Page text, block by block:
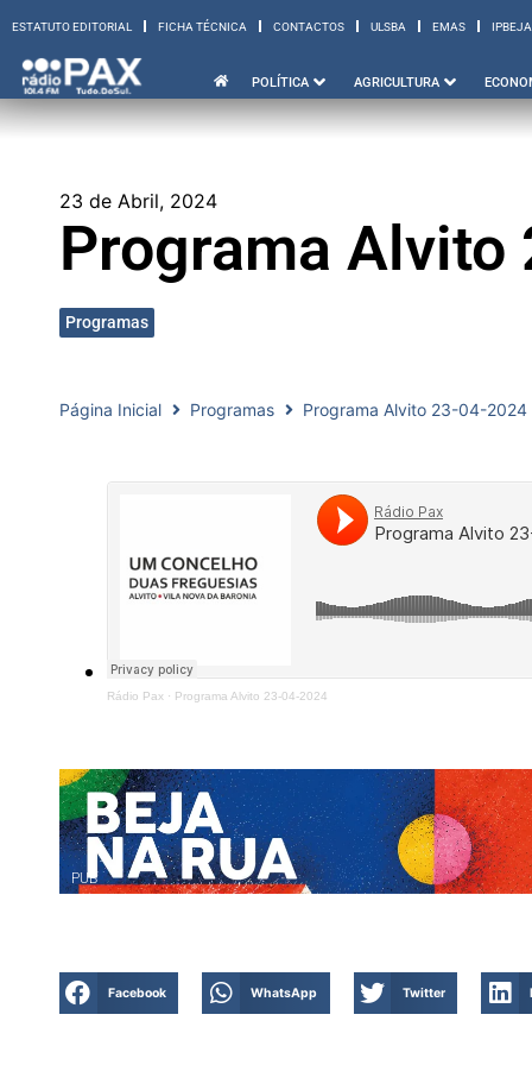
ESTATUTO EDITORIAL FICHA TÉCNICA CONTACTOS ULSBA EMAS IPBEJA
POLÍTICA AGRICULTURA
ESTATUTO EDITORIAL FICHA TÉCNICA CONTACTOS ULSBA EMAS
23 de Abril, 2024
Programa
Programas
Página Inicial Programas Programa Alvito 23-04-2024
Rádio Pax · Programa Alvito 23-04-2024
PUB
Facebook WhatsApp Twitter